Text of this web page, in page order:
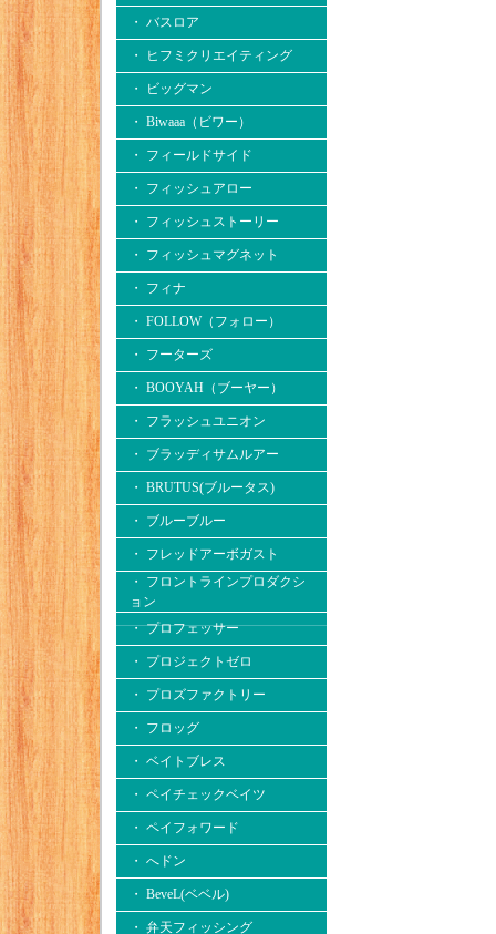
・ バスロア
・ ヒフミクリエイティング
・ ビッグマン
・ Biwaaa（ビワー）
・ フィールドサイド
・ フィッシュアロー
・ フィッシュストーリー
・ フィッシュマグネット
・ フィナ
・ FOLLOW（フォロー）
・ フーターズ
・ BOOYAH（ブーヤー）
・ フラッシュユニオン
・ ブラッディサムルアー
・ BRUTUS(ブルータス)
・ ブルーブルー
・ フレッドアーボガスト
・ フロントラインプロダクシ
ョン
・ プロフェッサー
・ プロジェクトゼロ
・ プロズファクトリー
・ フロッグ
・ ベイトブレス
・ ペイチェックベイツ
・ ペイフォワード
・ へドン
・ BeveL(ベベル)
・ 弁天フィッシング